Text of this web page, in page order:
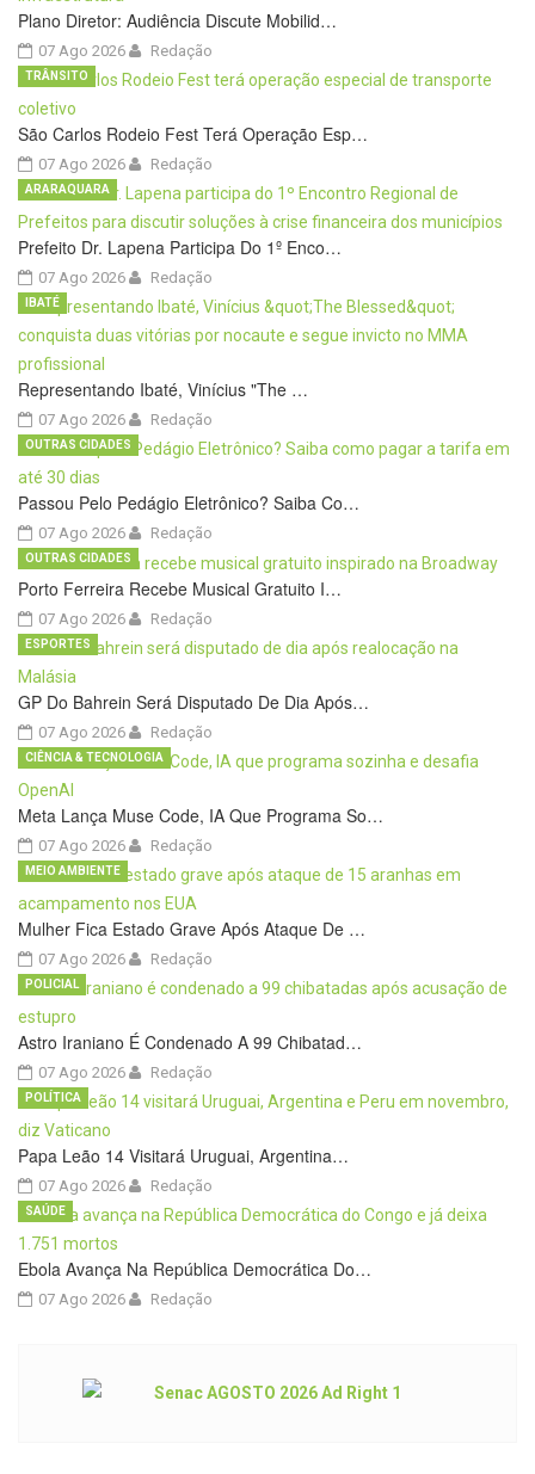
Plano Diretor: Audiência Discute Mobilid…
07 Ago 2026 Redação
São Carlos Rodeio Fest Terá Operação Esp…
07 Ago 2026
TRÂNSITO
Redação
Prefeito Dr. Lapena Participa Do 1º Enco…
07 Ago 2026
ARARAQUARA
Redação
Representando Ibaté, Vinícius "The …
07 Ago 2026
IBATÉ
Redação
Passou Pelo Pedágio Eletrônico? Saiba Co…
07 Ago 2026
OUTRAS CIDADES
Redação
Porto Ferreira Recebe Musical Gratuito I…
07 Ago 2026
OUTRAS CIDADES
Redação
GP Do Bahrein Será Disputado De Dia Após…
07 Ago 2026
ESPORTES
Redação
Meta Lança Muse Code, IA Que Programa So…
07 Ago 2026
CIÊNCIA & TECNOLOGIA
Redação
Mulher Fica Estado Grave Após Ataque De …
07 Ago 2026
MEIO AMBIENTE
Redação
Astro Iraniano É Condenado A 99 Chibatad…
07 Ago 2026
POLICIAL
Redação
Papa Leão 14 Visitará Uruguai, Argentina…
07 Ago 2026
POLÍTICA
Redação
Ebola Avança Na República Democrática Do…
07 Ago 2026
SAÚDE
Redação